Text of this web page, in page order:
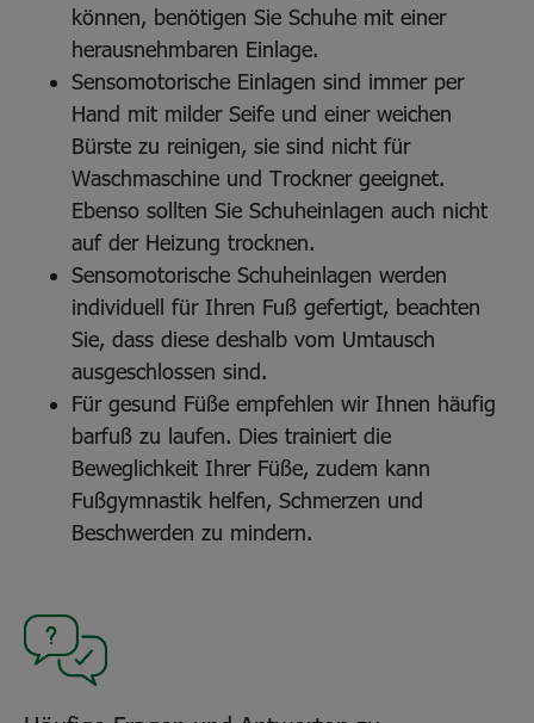
können, benötigen Sie Schuhe mit einer
herausnehmbaren Einlage.
Sensomotorische Einlagen sind immer per
Hand mit milder Seife und einer weichen
Bürste zu reinigen, sie sind nicht für
Waschmaschine und Trockner geeignet.
Ebenso sollten Sie Schuheinlagen auch nicht
auf der Heizung trocknen.
Sensomotorische Schuheinlagen werden
individuell für Ihren Fuß gefertigt, beachten
Sie, dass diese deshalb vom Umtausch
ausgeschlossen sind.
Für gesund Füße empfehlen wir Ihnen häufig
barfuß zu laufen. Dies trainiert die
Beweglichkeit Ihrer Füße, zudem kann
Fußgymnastik helfen, Schmerzen und
Beschwerden zu mindern.